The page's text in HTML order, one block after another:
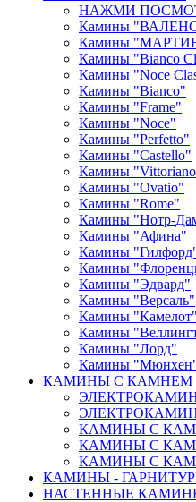
НАЖМИ
Камины
Камины
Камины "Bianco
Камины "Noce
Камины "Bianco"
Камины "Frame"
Камины "Noce"
Камины "Perfetto"
Камины "Castello"
Камины
Камины "Ovatio"
Камины "Rome"
Камины "Нотр-
Камины "Афина"
Камины
Камины
Камины "Эдвард"
Камины "Версаль"
Камины "Камелот"
Камины
Камины "Лорд"
Камины
КАМИНЫ С КАМНЕМ
КАМИНЫ С
КАМИНЫ С
КАМИНЫ С
КАМИНЫ -
НАСТЕННЫЕ